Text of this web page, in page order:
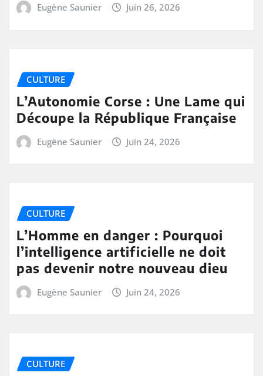
Eugène Saunier Juin 26, 2026
CULTURE
L’Autonomie Corse : Une Lame qui
Découpe la République Française
Eugène Saunier Juin 24, 2026
CULTURE
L’Homme en danger : Pourquoi
l’intelligence artificielle ne doit
pas devenir notre nouveau dieu
Eugène Saunier Juin 24, 2026
CULTURE